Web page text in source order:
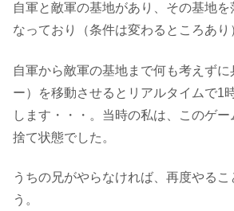
自軍と敵軍の基地があり、その基地を
なっており（条件は変わるところあり
自軍から敵軍の基地まで何も考えずに
ー）を移動させるとリアルタイムで1
します・・・。当時の私は、このゲ
捨て状態でした。
うちの兄がやらなければ、再度やる
う。